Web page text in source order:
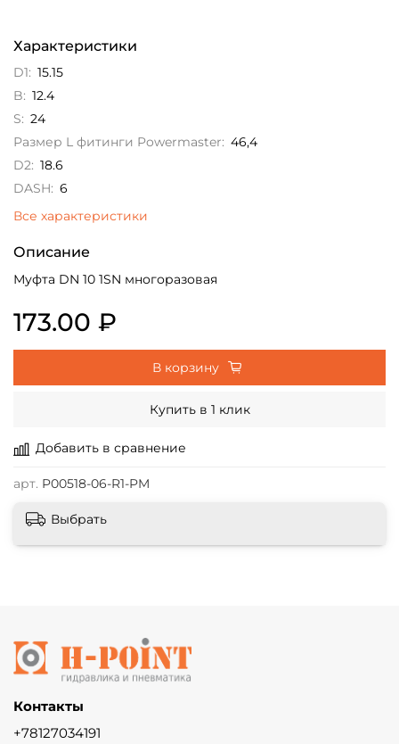
Добавить в сравнение
арт. P00518-06-R1-PM
Характеристики
D1: 15.15
B: 12.4
S: 24
Размер L фитинги Powermaster: 46,4
D2: 18.6
DASH: 6
Все характеристики
Описание
Муфта DN 10 1SN многоразовая
173.00 ₽
В корзину
Купить в 1 клик
Выбрать
Контакты
+78127034191